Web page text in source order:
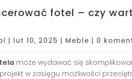
fotel – czy
| lut 10, 2025 | Meble | 0
może wydawać się
w zasięgu możliwości